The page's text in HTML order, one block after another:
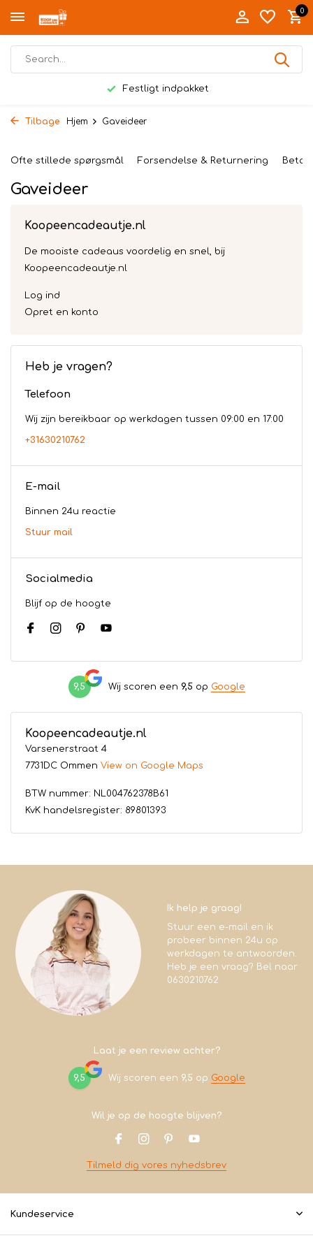
0
Festligt indpakket
Tilbage Hjem Gaveideer
Ofte stillede spørgsmål Forsendelse & Returnering
Gaveideer
Koopeencadeautje.nl
De mooiste cadeaus voordelig en snel, bij
Koopeencadeautje.nl
Log ind
Opret en konto
Heb je vragen?
Telefoon
Wij zijn bereikbaar op werkdagen tussen 09:00 en 17:00
+31630210762
E-mail
Binnen 24u reactie
Stuur mail
Socialmedia
Blijf op de hoogte
9,5 Wij scoren een 9,5op Google
Koopeencadeautje.nl
Varsenerstraat 4
7731DC Ommen View on Google Maps
BTW nummer: NL004762378B61
KvK handelsregister: 89801393
Ik help je graag!
Stuur een e-mail en ik
probeer binnen 24u op
werkdagen te antwoorden.
Heb je een vraag? Bel naar
0630210762
Laat je een review achter?
9,5 Wij scoren een 9,5 op Google
Wil je op de hoogte blijven?
Tilmeld dig vores nyhedsbrev
Kundeservice